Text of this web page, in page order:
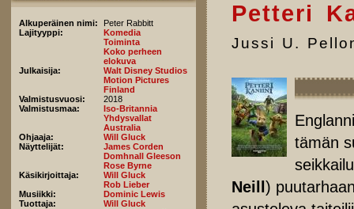
Alkuperäinen nimi:
Peter Rabbitt
Lajityyppi:
Komedia
Toiminta
Koko perheen
elokuva
Julkaisija:
Walt Disney Studios
Motion Pictures
Finland
Valmistusvuosi:
2018
Valmistusmaa:
Iso-Britannia
Yhdysvallat
Australia
Ohjaaja:
Will Gluck
Näyttelijät:
James Corden
Domhnall Gleeson
Rose Byrne
Käsikirjoittaja:
Will Gluck
Rob Lieber
Musiikki:
Dominic Lewis
Tuottaja:
Will Gluck
Petteri
Jussi U.
tämän
Neill)